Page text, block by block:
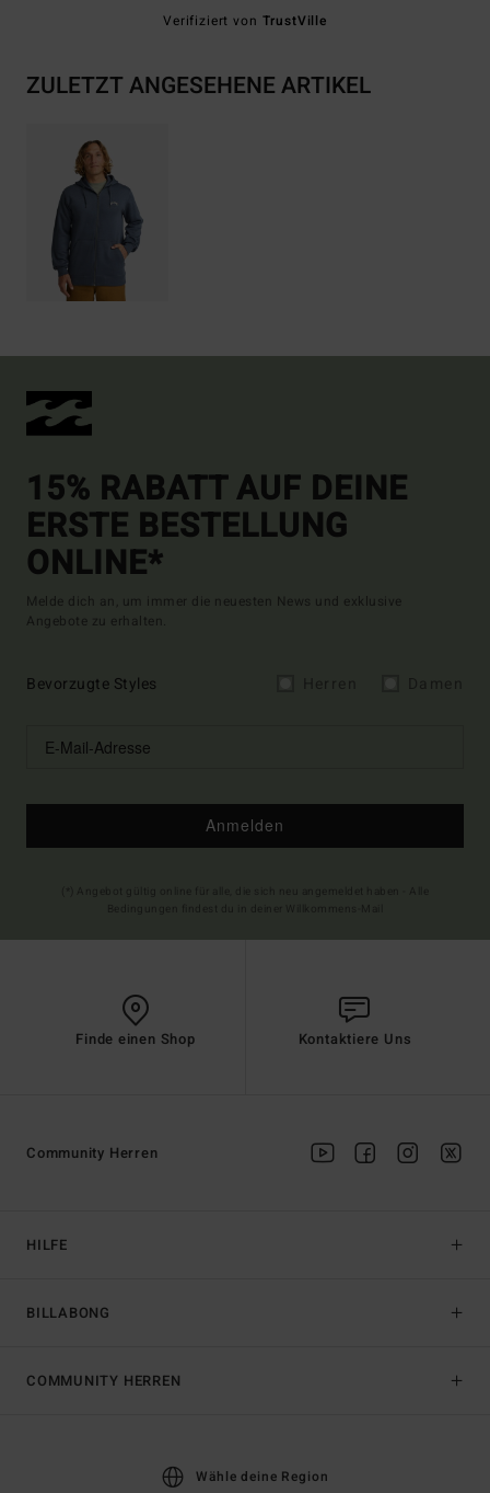
Verifiziert von TrustVille
ZULETZT ANGESEHENE ARTIKEL
15% RABATT AUF DEINE
ERSTE BESTELLUNG
ONLINE*
Melde dich an, um immer die neuesten News und exklusive
Angebote zu erhalten.
Bevorzugte Styles
Anmelden
Finde einen Shop Kontaktiere Uns
HILFE
BILLABONG
Community Herren
COMMUNITY HERREN
Wähle deine Region